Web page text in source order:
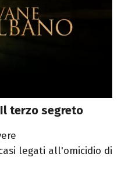
terzo segreto
legati all'omicidio di